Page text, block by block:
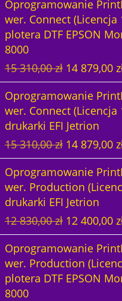
w ó
w
t
ó
w
k
t
Oprogramowanie
wer. Connect (Licencja
plotera DTF EPSON
8000
15 310,00zł P
i
e
r
w
o
t
n
a
c
e
n
a
w
y
14 879,00
Oprogramowanie
wer. Connect (Licencja
drukarki EFI Jetrion
15 310,00zł P
i
e
r
w
o
t
n
a
c
14 879,00
Oprogramowanie
wer. Production
drukarki EFI Jetrion
12 830,00zł P
i
e
r
w
12 400,00
Oprogramowanie
wer. Production
plotera DTF EPSON
8000